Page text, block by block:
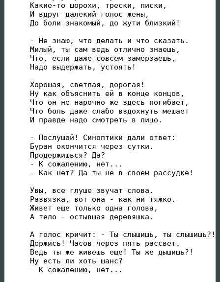
Какие-то шорохи, трески, писки,
И вдруг далекий голос жены,
До боли знакомый, до жути близкий!
- Не знаю, что делать и что сказать.
Милый, ты сам ведь отлично знаешь,
Что, если даже совсем замерзаешь,
Надо выдержать, устоять!
Хорошая, светлая, дорогая!
Ну как объяснить ей в конце концов,
Что он не нарочно же здесь погибает,
Что боль даже слабо вздохнуть мешает
И правде надо смотреть в лицо.
- Послушай! Синоптики дали ответ:
Буран окончится через сутки.
Продержишься? Да?
- К сожалению, нет...
- Как нет? Да ты не в своем рассудке!
Увы, все глуше звучат слова.
Развязка, вот она - как ни тяжко.
Живет еще только одна голова,
А тело - остывшая деревяшка.
А голос кричит: - Ты слышишь, ты слышишь?!
Держись! Часов через пять рассвет.
Ведь ты же живешь еще! Ты же дышишь?!
Ну есть ли хоть шанс?
- К сожалению, нет...